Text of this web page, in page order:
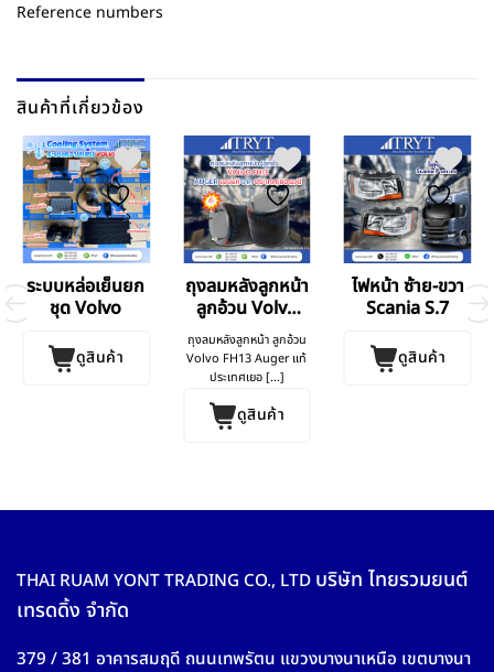
Reference numbers
สินค้าที่เกี่ยวข้อง
ระบบหล่อเย็นยก
ชุด Volvo
ดูสินค้า
ถุงลมหลังลูกหน้า
ลูกอ้วน Volvo
FH13
ถุงลมหลังลูกหน้า ลูกอ้วน
Volvo FH13 Auger แท้
ประเทศเยอ [...]
ดูสินค้า
ไฟหน้า ซ้าย-ขวา
Scania S.7
ดูสินค้า
THAI RUAM YONT TRADING CO., LTD บริษัท ไทยรวมยนต์
เทรดดิ้ง จำกัด
379 / 381 อาคารสมฤดี ถนนเทพรัตน แขวงบางนาเหนือ เขตบางนา